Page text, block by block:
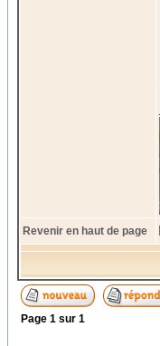
Revenir en haut de page
Page 1 sur 1